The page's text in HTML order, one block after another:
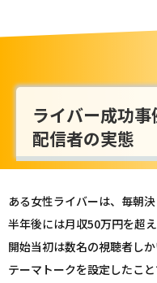
ライバー成功
配信者の実態
ある女性ライバーは、毎朝
半年後には月収50万円を超え
開始当初は数名の視聴者し
テーマトークを設定したこ